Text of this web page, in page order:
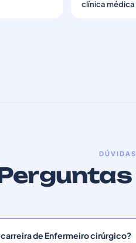
clínica médica
de Enfermeiro cirúrgico?